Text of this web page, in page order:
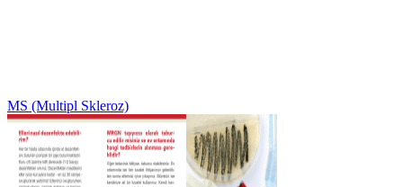
MS (Multipl Skleroz)